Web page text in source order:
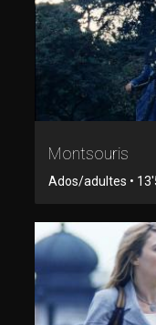
Montsouris
Ados/adultes •